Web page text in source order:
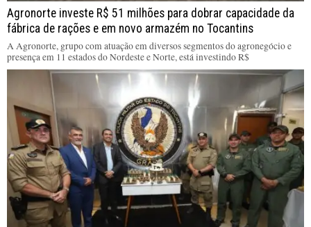
Agronorte investe R$ 51 milhões para dobrar capacidade da
fábrica de rações e em novo armazém no Tocantins
A Agronorte, grupo com atuação em diversos segmentos do agronegócio e
presença em 11 estados do Nordeste e Norte, está investindo R$